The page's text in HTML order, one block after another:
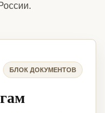
БЛОК ДОКУМЕНТОВ